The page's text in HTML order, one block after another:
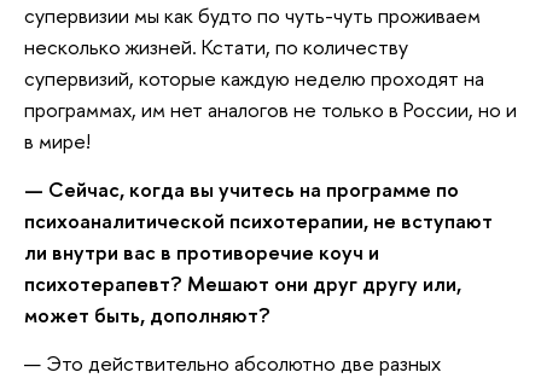
супервизии мы как будто по чуть-чуть проживаем
несколько жизней. Кстати, по количеству
супервизий, которые каждую неделю проходят на
программах, им нет аналогов не только в России, но и
в мире!
— Сейчас, когда вы учитесь на программе по
психоаналитической психотерапии, не вступают
ли внутри вас в противоречие коуч и
психотерапевт? Мешают они друг другу или,
может быть, дополняют?
— Это действительно абсолютно две разных